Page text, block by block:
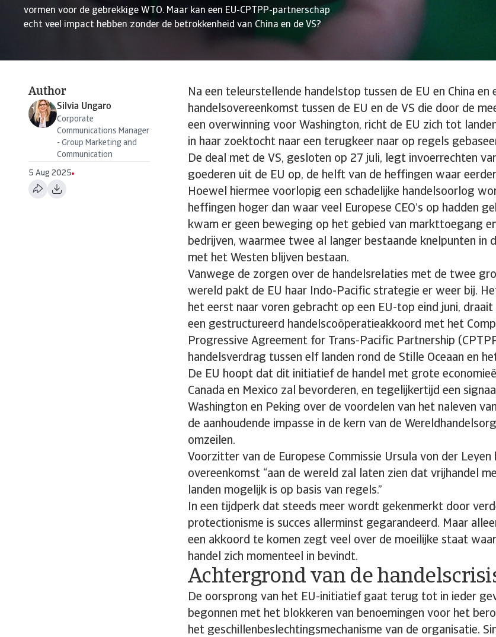
vormen voor de gebrekkige WTO. Maar kan een EU-CPTPP-partnerschap
echt veel impact hebben zonder de betrokkenheid van China en de VS?
Author
Silvia Ungaro
Corporate
Communications Manager
- Group Marketing and
Communication
5 Aug 2025
Na een teleurstellende handelstop tussen de EU en China en
handelsovereenkomst tussen de EU en de VS die door de
een overwinning voor Washington, richt de EU zich tot
in haar zoektocht naar een terugkeer naar op regels
De deal met de VS, gesloten op 27 juli, legt invoerrechten
goederen uit de EU op, de helft van de heffingen waar
Hoewel hiermee voorlopig een schadelijke handelsoorlog
heffingen hoger dan waar veel Europese CEO’s op hadden
kwam er geen beweging op het gebied van markttoegang
bedrijven, waarmee twee al langer bestaande knelpunten in
met het Westen blijven bestaan.
Vanwege de zorgen over de handelsrelaties met de twee
wereld pakt de EU haar Indo-Pacific strategie er weer bij.
het eerst naar voren gebracht op een EU-top eind juni,
een gestructureerd handelscoöperatieakkoord met het
Progressive Agreement for Trans-Pacific Partnership
handelsverdrag tussen elf landen rond de Stille Oceaan en
De EU hoopt dat dit initiatief de handel met grote
Canada en Mexico zal bevorderen, en tegelijkertijd een
Washington en Peking over de voordelen van het naleven
de aanhoudende impasse in de kern van de
omzeilen.
Voorzitter van de Europese Commissie Ursula von der
overeenkomst “aan de wereld zal laten zien dat vrijhandel
landen mogelijk is op basis van regels.”
In een tijdperk dat steeds meer wordt gekenmerkt door
protectionisme is succes allerminst gegarandeerd. Maar
een akkoord te komen zegt veel over de moeilijke staat
handel zich momenteel in bevindt.
Achtergrond van de
De oorsprong van het EU-initiatief gaat terug tot in ieder
begonnen met het blokkeren van benoemingen voor het
het geschillenbeslechtingsmechanisme van de organisatie.